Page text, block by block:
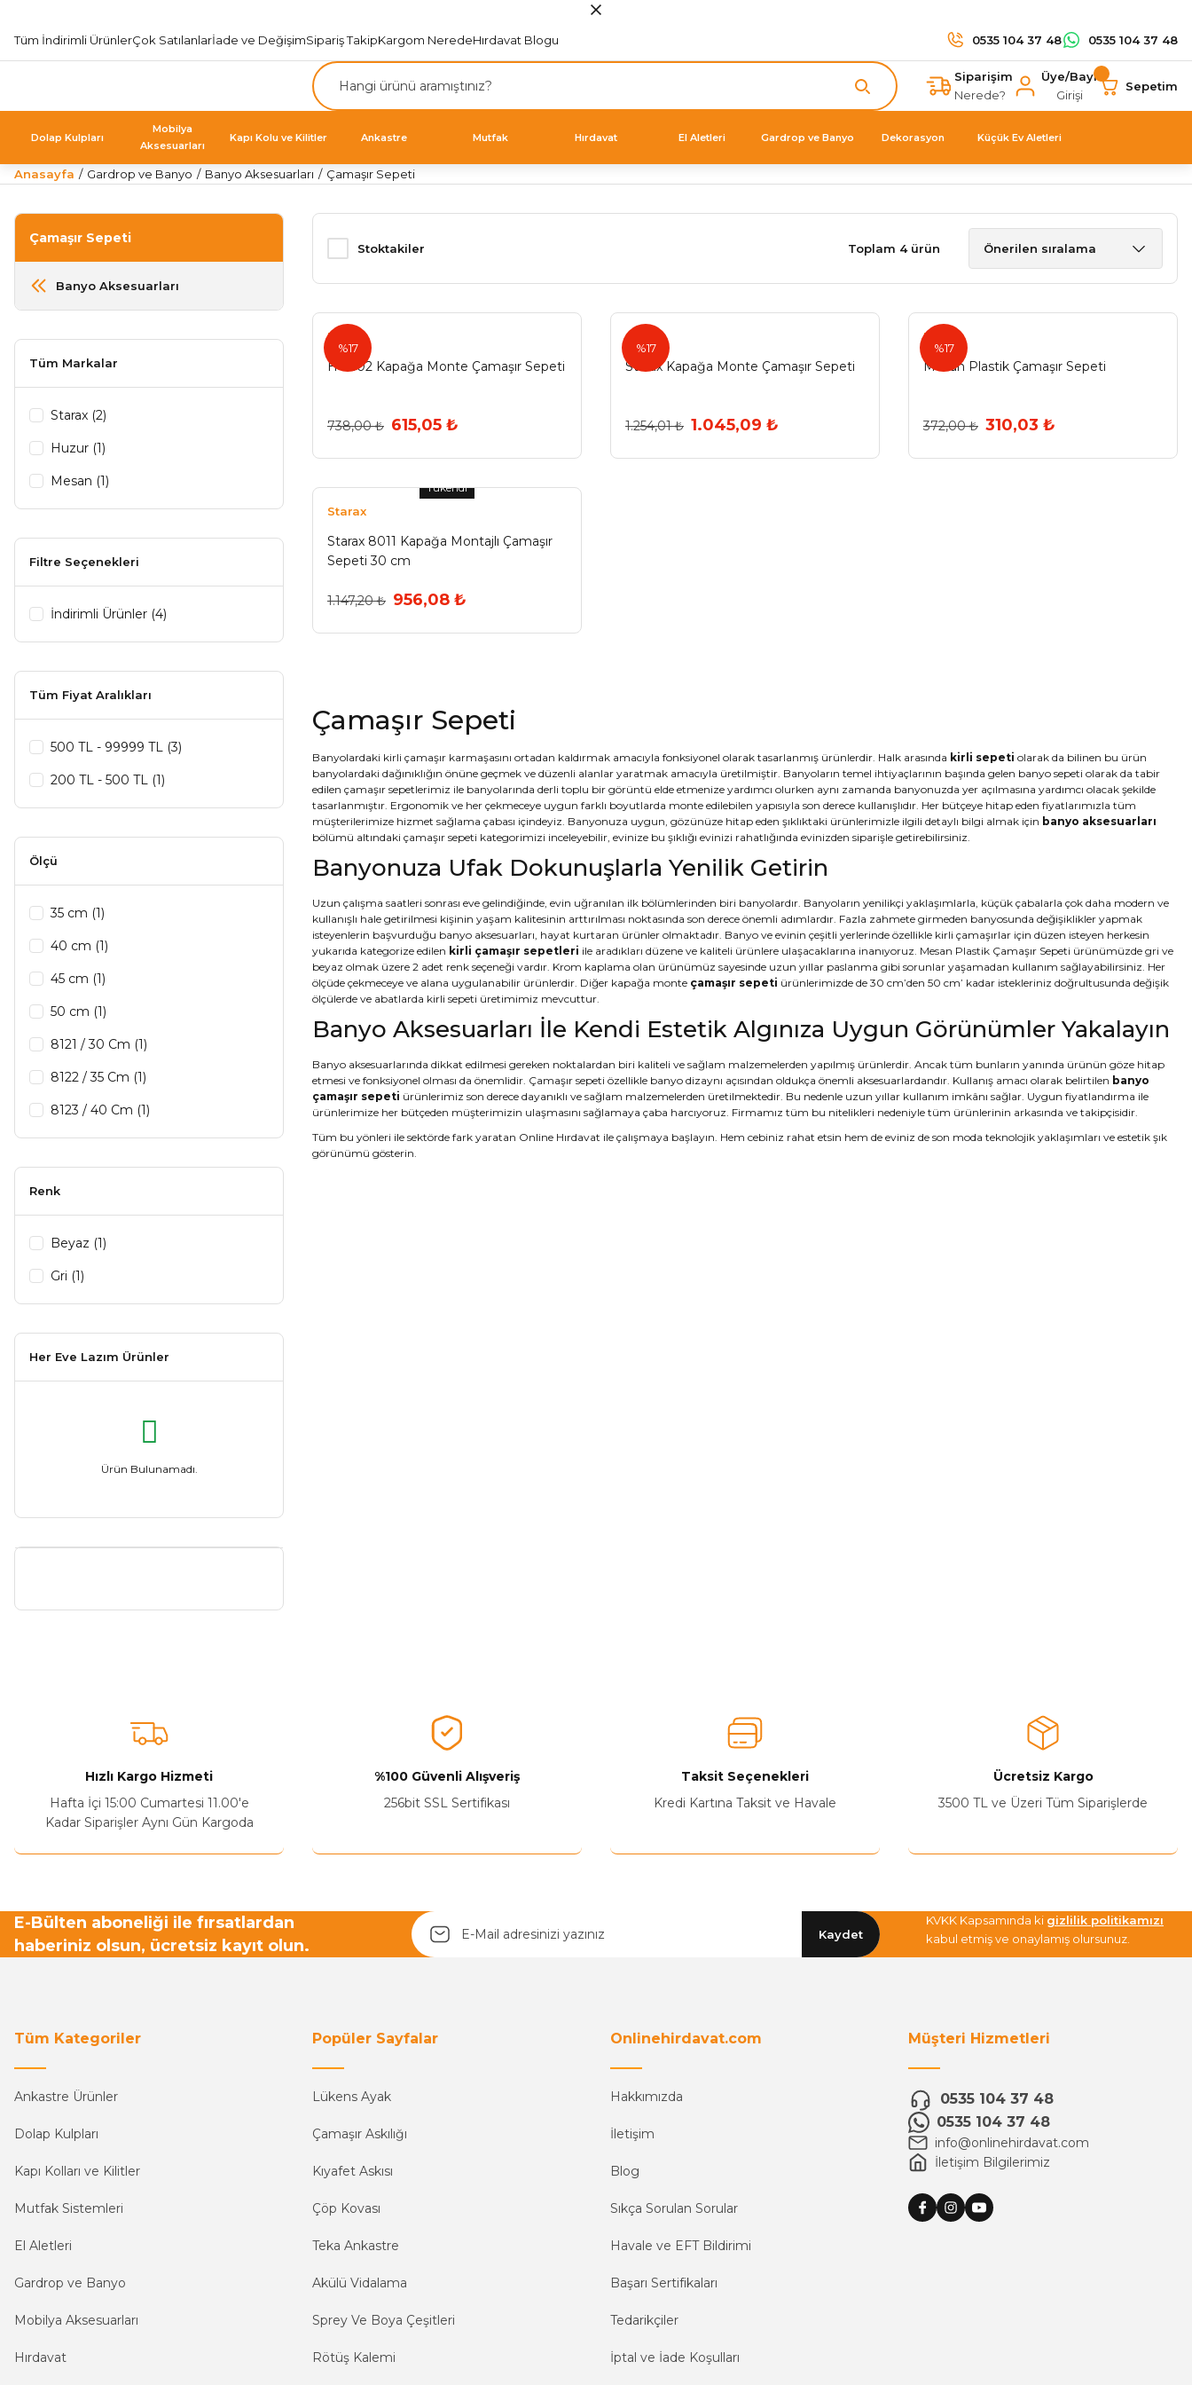
Tüm İndirimli ÜrünlerÇok Satılanlarİade ve DeğişimSipariş TakipKargom NeredeHırdavat Blogu 0535 104 37 48 0535 104 37 48
Siparişim
Nerede?
Üye/Bayi
Girişi
Sepetim
Dolap Kulpları
Mobilya
Aksesuarları
Kapı Kolu ve Kilitler Ankastre Mutfak Hırdavat El Aletleri Gardrop ve Banyo Dekorasyon Küçük Ev Aletleri
Anasayfa Gardrop ve Banyo Banyo Aksesuarları Çamaşır Sepeti
Çamaşır Sepeti
Banyo Aksesuarları
Tüm Markalar
Starax (2)
Huzur (1)
Mesan (1)
Filtre Seçenekleri
İndirimli Ürünler (4)
Tüm Fiyat Aralıkları
500 TL - 99999 TL (3)
200 TL - 500 TL (1)
Ölçü
35 cm (1)
40 cm (1)
45 cm (1)
50 cm (1)
8121 / 30 Cm (1)
8122 / 35 Cm (1)
8123 / 40 Cm (1)
8124 / 45 Cm (1)
Renk
Beyaz (1)
Gri (1)
Her Eve Lazım Ürünler
Ürün Bulunamadı.
Stoktakiler Toplam 4 ürün
%17
Huzur
H-8102 Kapağa Monte Çamaşır Sepeti
738,00 ₺ 615,05 ₺
%17
Starax
Starax Kapağa Monte Çamaşır Sepeti
1.254,01 ₺ 1.045,09 ₺
%17
Mesan
Mesan Plastik Çamaşır Sepeti
372,00 ₺ 310,03 ₺
Tükendi
Starax
Starax 8011 Kapağa Montajlı Çamaşır
Sepeti 30 cm
1.147,20 ₺ 956,08 ₺
Çamaşır Sepeti
Banyolardaki kirli çamaşır karmaşasını ortadan kaldırmak amacıyla fonksiyonel olarak tasarlanmış ürünlerdir. Halk arasında kirli sepeti olarak da bilinen bu ürün
banyolardaki dağınıklığın önüne geçmek ve düzenli alanlar yaratmak amacıyla üretilmiştir. Banyoların temel ihtiyaçlarının başında gelen banyo sepeti olarak da tabir
edilen çamaşır sepetlerimiz ile banyolarında derli toplu bir görüntü elde etmenize yardımcı olurken aynı zamanda banyonuzda yer açılmasına yardımcı olacak şekilde
tasarlanmıştır. Ergonomik ve her çekmeceye uygun farklı boyutlarda monte edilebilen yapısıyla son derece kullanışlıdır. Her bütçeye hitap eden fiyatlarımızla tüm
müşterilerimize hizmet sağlama çabası içindeyiz. Banyonuza uygun, gözünüze hitap eden şıklıktaki ürünlerimizle ilgili detaylı bilgi almak için banyo aksesuarları
bölümü altındaki çamaşır sepeti kategorimizi inceleyebilir, evinize bu şıklığı evinizi rahatlığında evinizden siparişle getirebilirsiniz.
Banyonuza Ufak Dokunuşlarla Yenilik Getirin
Uzun çalışma saatleri sonrası eve gelindiğinde, evin uğranılan ilk bölümlerinden biri banyolardır. Banyoların yenilikçi yaklaşımlarla, küçük çabalarla çok daha modern ve
kullanışlı hale getirilmesi kişinin yaşam kalitesinin arttırılması noktasında son derece önemli adımlardır. Fazla zahmete girmeden banyosunda değişiklikler yapmak
isteyenlerin başvurduğu banyo aksesuarları, hayat kurtaran ürünler olmaktadır. Banyo ve evinin çeşitli yerlerinde özellikle kirli çamaşırlar için düzen isteyen herkesin
yukarıda kategorize edilen kirli çamaşır sepetleri ile aradıkları düzene ve kaliteli ürünlere ulaşacaklarına inanıyoruz. Mesan Plastik Çamaşır Sepeti ürünümüzde gri ve
beyaz olmak üzere 2 adet renk seçeneği vardır. Krom kaplama olan ürünümüz sayesinde uzun yıllar paslanma gibi sorunlar yaşamadan kullanım sağlayabilirsiniz. Her
ölçüde çekmeceye ve alana uygulanabilir ürünlerdir. Diğer kapağa monte çamaşır sepeti ürünlerimizde de 30 cm’den 50 cm’ kadar istekleriniz doğrultusunda değişik
ölçülerde ve abatlarda kirli sepeti üretimimiz mevcuttur.
Banyo Aksesuarları İle Kendi Estetik Algınıza Uygun Görünümler Yakalayın
Banyo aksesuarlarında dikkat edilmesi gereken noktalardan biri kaliteli ve sağlam malzemelerden yapılmış ürünlerdir. Ancak tüm bunların yanında ürünün göze hitap
etmesi ve fonksiyonel olması da önemlidir. Çamaşır sepeti özellikle banyo dizaynı açısından oldukça önemli aksesuarlardandır. Kullanış amacı olarak belirtilen banyo
çamaşır sepeti ürünlerimiz son derece dayanıklı ve sağlam malzemelerden üretilmektedir. Bu nedenle uzun yıllar kullanım imkânı sağlar. Uygun fiyatlandırma ile
ürünlerimize her bütçeden müşterimizin ulaşmasını sağlamaya çaba harcıyoruz. Firmamız tüm bu nitelikleri nedeniyle tüm ürünlerinin arkasında ve takipçisidir.
Tüm bu yönleri ile sektörde fark yaratan Online Hırdavat ile çalışmaya başlayın. Hem cebiniz rahat etsin hem de eviniz de son moda teknolojik yaklaşımları ve estetik şık
görünümü gösterin.
Hızlı Kargo Hizmeti
Hafta İçi 15:00 Cumartesi 11.00'e
Kadar Siparişler Aynı Gün Kargoda
%100 Güvenli Alışveriş
256bit SSL Sertifikası
Taksit Seçenekleri
Kredi Kartına Taksit ve Havale
Ücretsiz Kargo
3500 TL ve Üzeri Tüm Siparişlerde
E-Bülten aboneliği ile fırsatlardan
haberiniz olsun, ücretsiz kayıt olun.
Kaydet
KVKK Kapsamında ki gizlilik politikamızı
kabul etmiş ve onaylamış olursunuz.
Tüm Kategoriler
Ankastre Ürünler
Dolap Kulpları
Kapı Kolları ve Kilitler
Mutfak Sistemleri
El Aletleri
Gardrop ve Banyo
Mobilya Aksesuarları
Hırdavat
Popüler Sayfalar
Lükens Ayak
Çamaşır Askılığı
Kıyafet Askısı
Çöp Kovası
Teka Ankastre
Akülü Vidalama
Sprey Ve Boya Çeşitleri
Rötüş Kalemi
Onlinehirdavat.com
Hakkımızda
İletişim
Blog
Sıkça Sorulan Sorular
Havale ve EFT Bildirimi
Başarı Sertifikaları
Tedarikçiler
İptal ve İade Koşulları
Müşteri Hizmetleri
0535 104 37 48
0535 104 37 48
info@onlinehirdavat.com
İletişim Bilgilerimiz